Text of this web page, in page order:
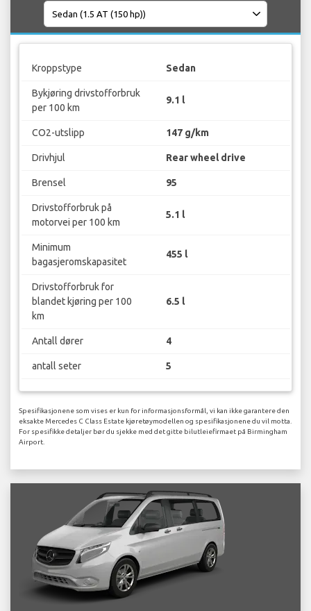
Kroppstype Sedan
Bykjøring drivstofforbruk
per 100 km
9.1 l
CO2-utslipp 147 g/km
Drivhjul Rear wheel drive
Brensel 95
Drivstofforbruk på
motorvei per 100 km
5.1 l
Minimum
bagasjeromskapasitet
455 l
Drivstofforbruk for
blandet kjøring per 100
km
6.5 l
Antall dører 4
antall seter 5
Spesifikasjonene som vises er kun for informasjonsformål, vi kan ikke garantere den
eksakte Mercedes C Class Estate kjøretøymodellen og spesifikasjonene du vil motta.
For spesifikke detaljer bør du sjekke med det gitte bilutleiefirmaet på Birmingham
Airport.